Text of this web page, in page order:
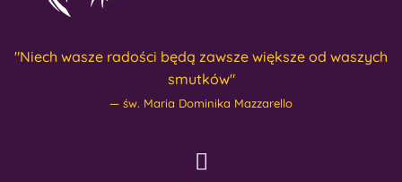
"Niech wasze radości będą zawsze większe od waszych
smutków"
św. Maria Dominika Mazzarello